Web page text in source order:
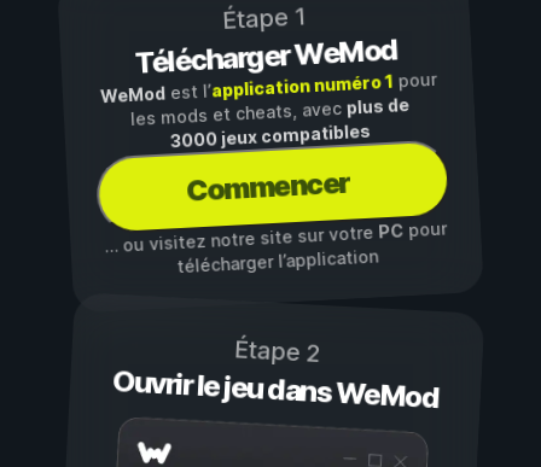
Étape 1
Télécharger WeMod
WeModest l’application numéro 1pour
les mods et cheats, avec plus de
3000 jeux compatibles
Commencer
… ou visitez notre site sur votre PCpour
télécharger l’application
Étape 2
Ouvrir le jeu dans WeMod